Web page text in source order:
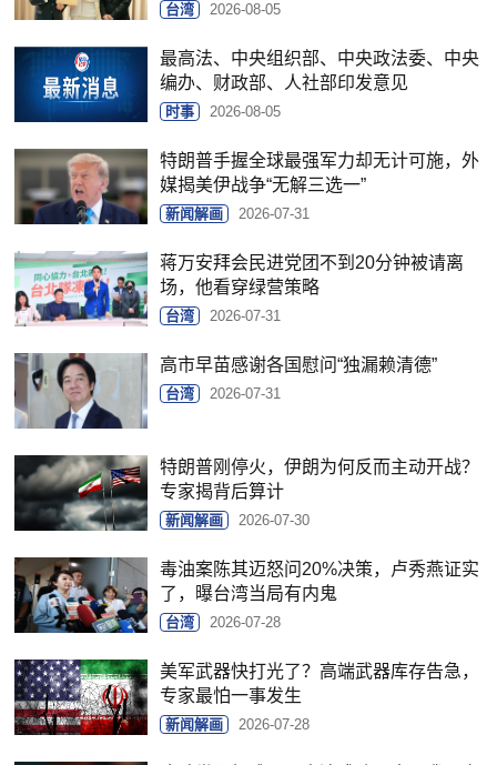
台湾 2026-08-05
最高法、中央组织部、中央政法委、中央
编办、财政部、人社部印发意见
时事 2026-08-05
特朗普手握全球最强军力却无计可施，外
媒揭美伊战争“无解三选一”
新闻解画 2026-07-31
蒋万安拜会民进党团不到20分钟被请离
场，他看穿绿营策略
台湾 2026-07-31
高市早苗感谢各国慰问“独漏赖清德”
台湾 2026-07-31
特朗普刚停火，伊朗为何反而主动开战？
专家揭背后算计
新闻解画 2026-07-30
毒油案陈其迈怒问20%决策，卢秀燕证实
了，曝台湾当局有内鬼
台湾 2026-07-28
美军武器快打光了？高端武器库存告急，
专家最怕一事发生
新闻解画 2026-07-28